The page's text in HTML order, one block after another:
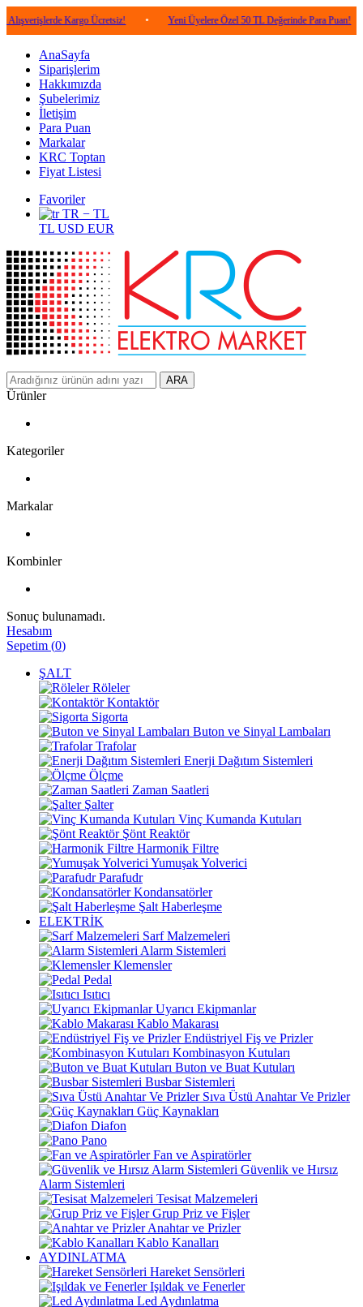
Kargo Ücretsiz! • Yeni Üyelere Özel 50 TL Değerinde Para Puan! •
AnaSayfa
Siparişlerim
Hakkımızda
Şubelerimiz
İletişim
Para Puan
Markalar
KRC Toptan
Fiyat Listesi
Favoriler
TR − TL
TL USD EUR
ARA
Ürünler
Kategoriler
Markalar
Kombinler
Sonuç bulunamadı.
Hesabım
Sepetim (0)
ŞALT
Röleler
Kontaktör
Sigorta
Buton ve Sinyal Lambaları
Trafolar
Enerji Dağıtım Sistemleri
Ölçme
Zaman Saatleri
Şalter
Vinç Kumanda Kutuları
Şönt Reaktör
Harmonik Filtre
Yumuşak Yolverici
Parafudr
Kondansatörler
Şalt Haberleşme
ELEKTRİK
Sarf Malzemeleri
Alarm Sistemleri
Klemensler
Pedal
Isıtıcı
Uyarıcı Ekipmanlar
Kablo Makarası
Endüstriyel Fiş ve Prizler
Kombinasyon Kutuları
Buton ve Buat Kutuları
Busbar Sistemleri
Sıva Üstü Anahtar Ve Prizler
Güç Kaynakları
Diafon
Pano
Fan ve Aspiratörler
Güvenlik ve Hırsız
Alarm Sistemleri
Tesisat Malzemeleri
Grup Priz ve Fişler
Anahtar ve Prizler
Kablo Kanalları
AYDINLATMA
Hareket Sensörleri
Işıldak ve Fenerler
Led Aydınlatma